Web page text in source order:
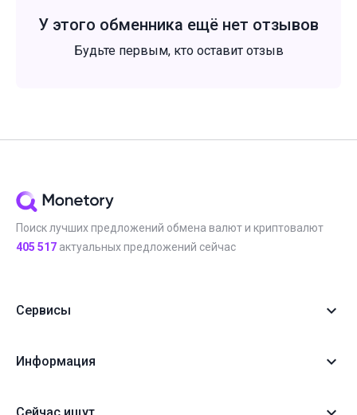
У этого обменника ещё нет отзывов
Будьте первым, кто оставит отзыв
Поиск лучших предложений обмена валют и криптовалют
405 517 актуальных предложений сейчас
Сервисы
Информация